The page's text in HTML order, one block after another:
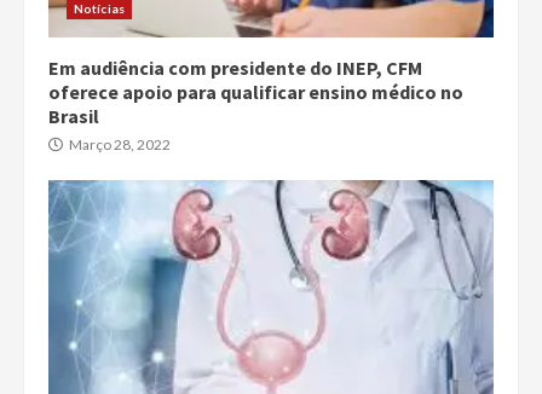
Notícias
Em audiência com presidente do INEP, CFM
oferece apoio para qualificar ensino médico no
Brasil
Março 28, 2022